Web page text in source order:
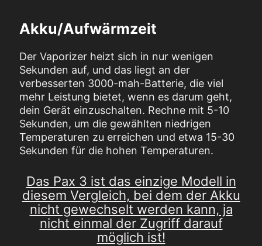
Akku/Aufwärmzeit
Der Vaporizer heizt sich in nur wenigen
Sekunden auf, und das liegt an der
verbesserten 3000-mah-Batterie, die viel
mehr Leistung bietet, wenn es darum geht,
dein Gerät einzuschalten. Rechne mit 5-10
Sekunden, um die gewählten niedrigen
Temperaturen zu erreichen und etwa 15-30
Sekunden für die hohen Temperaturen.
Das Pax 3 ist das einzige Modell in
diesem Vergleich, bei dem der Akku
nicht gewechselt werden kann, ja
nicht einmal der Zugriff darauf
möglich ist!